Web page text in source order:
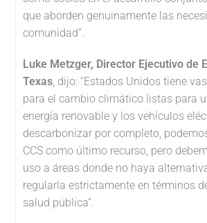
que aborden genuinamente las
comunidad”.
Luke Metzger, Director Ejecutivo de
Texas , dijo: “Estados Unidos tiene
para el cambio climático listas para
energía renovable y los vehículos
descarbonizar por completo,
CCS como último recurso, pero
uso a áreas donde no haya
regularla estrictamente en términos
salud pública”.